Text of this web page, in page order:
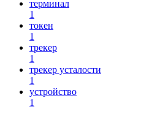
терминал
1
токен
1
трекер
1
трекер усталости
1
устройство
1